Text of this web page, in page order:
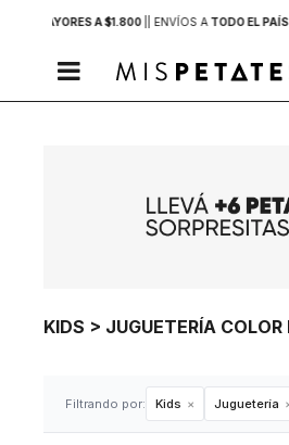
MAYORES A $1.800 | ENVÍOS A TODO EL PAÍS

KIDS > JUGUETERÍA COLOR
Filtrando por: Kids Juguetería